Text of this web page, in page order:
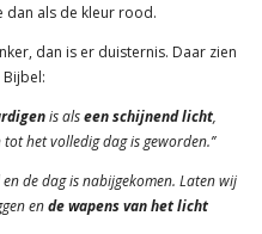
dan als de kleur rood.
dan is er duisternis. Daar zien
is alseen schijnend licht,
het volledig dag is geworden.’’
en de dag is nabijgekomen. Laten wij
ende wapens van het licht